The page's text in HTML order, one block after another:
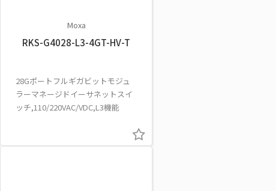
Moxa
RKS-G4028-L3-4GT-HV-T
28Gポートフルギガビットモジュ
ラーマネージドイーサネットスイ
ッチ,110/220VAC/VDC,L3機能